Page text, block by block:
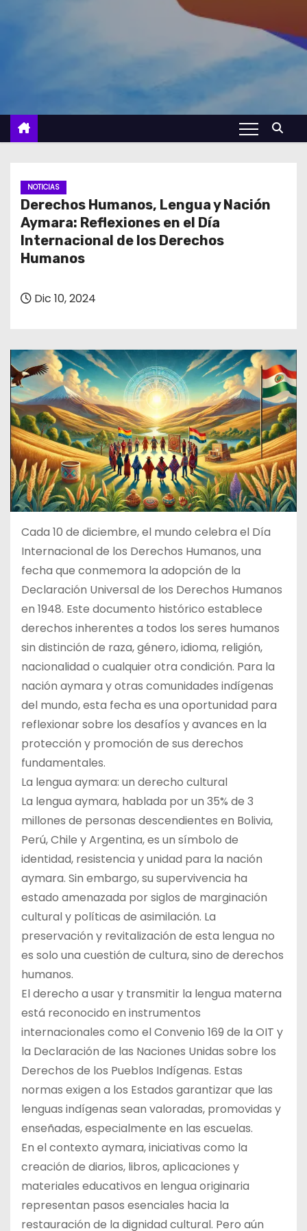
NOTICIAS
Derechos Humanos, Lengua y Nación
Aymara: Reflexiones en el Día
Internacional de los Derechos
Humanos
Dic 10, 2024
Cada 10 de diciembre, el mundo celebra el Día
Internacional de los Derechos Humanos, una
fecha que conmemora la adopción de la
Declaración Universal de los Derechos Humanos
en 1948. Este documento histórico establece
derechos inherentes a todos los seres humanos
sin distinción de raza, género, idioma, religión,
nacionalidad o cualquier otra condición. Para la
nación aymara y otras comunidades indígenas
del mundo, esta fecha es una oportunidad para
reflexionar sobre los desafíos y avances en la
protección y promoción de sus derechos
fundamentales.
La lengua aymara: un derecho cultural
La lengua aymara, hablada por un 35% de 3
millones de personas descendientes en Bolivia,
Perú, Chile y Argentina, es un símbolo de
identidad, resistencia y unidad para la nación
aymara. Sin embargo, su supervivencia ha
estado amenazada por siglos de marginación
cultural y políticas de asimilación. La
preservación y revitalización de esta lengua no
es solo una cuestión de cultura, sino de derechos
humanos.
El derecho a usar y transmitir la lengua materna
está reconocido en instrumentos
internacionales como el Convenio 169 de la OIT y
la Declaración de las Naciones Unidas sobre los
Derechos de los Pueblos Indígenas. Estas
normas exigen a los Estados garantizar que las
lenguas indígenas sean valoradas, promovidas y
enseñadas, especialmente en las escuelas.
En el contexto aymara, iniciativas como la
creación de diarios, libros, aplicaciones y
materiales educativos en lengua originaria
representan pasos esenciales hacia la
restauración de la dignidad cultural. Pero aún